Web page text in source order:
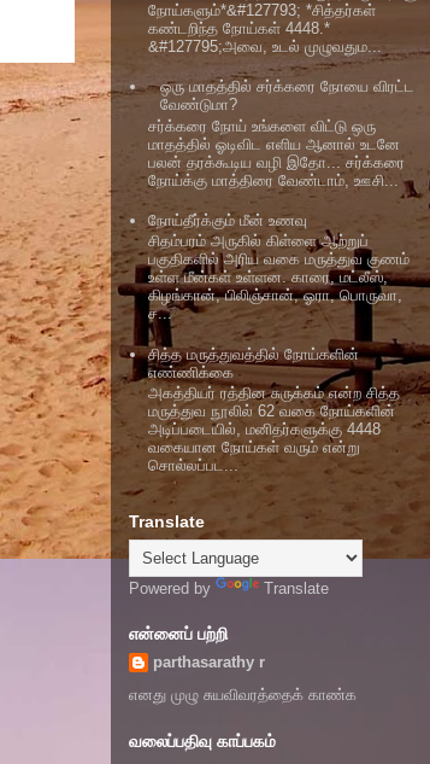
நோய்களும்*&#127793; *சித்தர்கள்
கண்டறிந்த நோய்கள் 4448.*
&#127795;அவை, உடல் முழுவதும...
ஒரு மாதத்தில் சர்க்கரை நோயை விரட்ட
வேண்டுமா?
சர்க்கரை நோய் உங்களை விட்டு ஒரு
மாதத்தில் ஓடிவிட எளிய ஆனால் உடனே
பலன் தரக்கூடிய வழி இதோ... சர்க்கரை
நோய்க்கு மாத்திரை வேண்டாம், ஊசி...
நோய்தீர்க்கும் மீன் உணவு
சிதம்பரம் அருகில் கிள்ளை ஆற்றுப்
பகுதிகளில் அரிய வகை மருத்துவ குணம்
உள்ள மீன்கள் உள்ளன. காரை, மட்லீஸ்,
கிழங்கான், பிலிஞ்சான், ஓரா, பொருவா,
ச...
சித்த மருத்துவத்தில் நோய்களின்
எண்ணிக்கை
அகத்தியர் ரத்தின சுருக்கம் என்ற சித்த
மருத்துவ நூலில் 62 வகை நோய்களின்
அடிப்படையில், மனிதர்களுக்கு 4448
வகையான நோய்கள் வரும் என்று
சொல்லப்பட...
Translate
Powered by Translate
என்னைப் பற்றி
parthasarathy r
எனது முழு சுயவிவரத்தைக் காண்க
வலைப்பதிவு காப்பகம்